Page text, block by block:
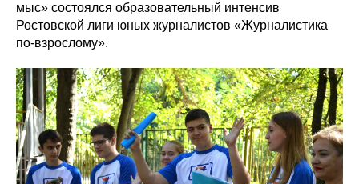
мыс» состоялся образовательный интенсив
Ростовской лиги юных журналистов «Журналистика
по-взрослому».